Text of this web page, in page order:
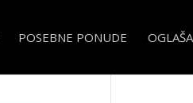
POSEBNE PONUDE